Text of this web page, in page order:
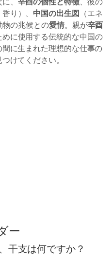
り）、 中国の出生図 （エネ
物の兆候との愛情。親が辛酉
めに使用する伝統的な中国の
に生まれた理想的な仕事の
けてください。
ー
干支は何ですか？